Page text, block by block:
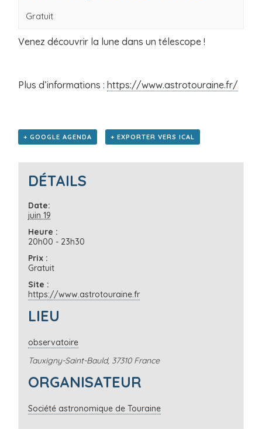
Gratuit
Venez découvrir la lune dans un télescope !
Plus d’informations : https://www.astrotouraine.fr/
+ GOOGLE AGENDA + EXPORTER VERS ICAL
DÉTAILS
Date:
juin 19
Heure :
20h00 - 23h30
Prix :
Gratuit
Site :
https://www.astrotouraine.fr
LIEU
observatoire
Tauxigny-Saint-Bauld, 37310 France
ORGANISATEUR
Société astronomique de Touraine